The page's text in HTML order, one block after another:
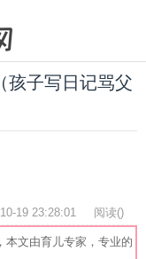
孩子写日记骂父
19 23:28:01 阅读()
本文由育儿专家，专业的